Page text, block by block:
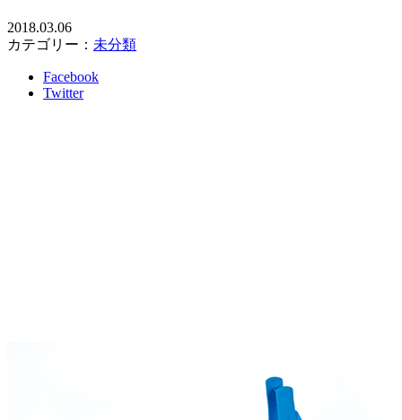
2018.03.06
カテゴリー： 未分類
Facebook
Twitter